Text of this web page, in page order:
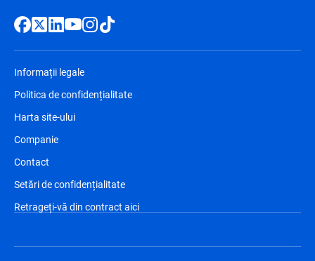
Informații legale
Politica de confidențialitate
Harta site-ului
Companie
Contact
Setări de confidențialitate
Retrageți-vă din contract aici